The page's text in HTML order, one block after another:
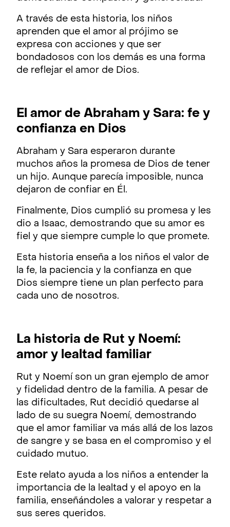
A través de esta historia, los niños
aprenden que el amor al prójimo se
expresa con acciones y que ser
bondadosos con los demás es una forma
de reflejar el amor de Dios.
El amor de Abraham y Sara: fe y
confianza en Dios
Abraham y Sara esperaron durante
muchos años la promesa de Dios de tener
un hijo. Aunque parecía imposible, nunca
dejaron de confiar en Él.
Finalmente, Dios cumplió su promesa y les
dio a Isaac, demostrando que su amor es
fiel y que siempre cumple lo que promete.
Esta historia enseña a los niños el valor de
la fe, la paciencia y la confianza en que
Dios siempre tiene un plan perfecto para
cada uno de nosotros.
La historia de Rut y Noemí:
amor y lealtad familiar
Rut y Noemí son un gran ejemplo de amor
y fidelidad dentro de la familia. A pesar de
las dificultades, Rut decidió quedarse al
lado de su suegra Noemí, demostrando
que el amor familiar va más allá de los lazos
de sangre y se basa en el compromiso y el
cuidado mutuo.
Este relato ayuda a los niños a entender la
importancia de la lealtad y el apoyo en la
familia, enseñándoles a valorar y respetar a
sus seres queridos.